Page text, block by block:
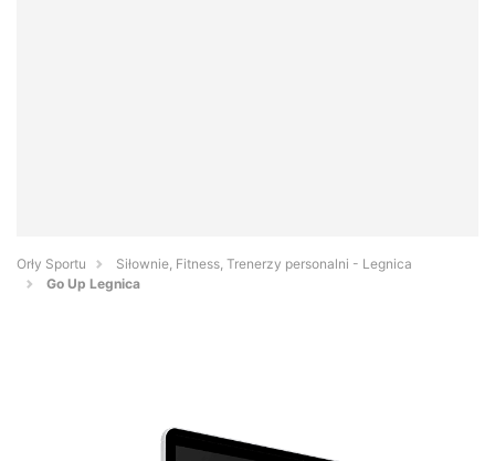
Orły Sportu
Siłownie, Fitness, Trenerzy personalni - Legnica
Go Up Legnica